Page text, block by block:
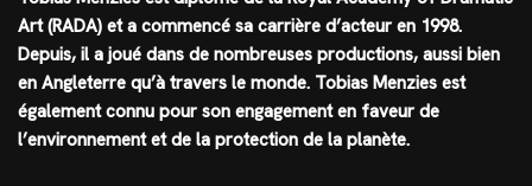
Art (RADA) et a commencé sa carrière d’acteur en 1998.
Depuis, il a joué dans de nombreuses productions, aussi bien
en Angleterre qu’à travers le monde. Tobias Menzies est
également connu pour son engagement en faveur de
l’environnement et de la protection de la planète.